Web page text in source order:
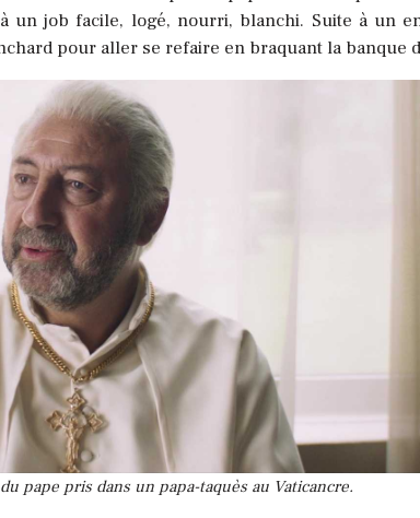
job facile, logé, nourri, blanchi. Suite à un
pour aller se refaire en braquant la banque
pape pris dans un papa-taquès au Vaticancre.